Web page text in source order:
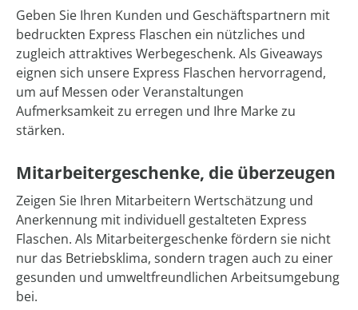
Geben Sie Ihren Kunden und Geschäftspartnern mit
bedruckten Express Flaschen ein nützliches und
zugleich attraktives Werbegeschenk. Als Giveaways
eignen sich unsere Express Flaschen hervorragend,
um auf Messen oder Veranstaltungen
Aufmerksamkeit zu erregen und Ihre Marke zu
stärken.
Mitarbeitergeschenke, die überzeugen
Zeigen Sie Ihren Mitarbeitern Wertschätzung und
Anerkennung mit individuell gestalteten Express
Flaschen. Als Mitarbeitergeschenke fördern sie nicht
nur das Betriebsklima, sondern tragen auch zu einer
gesunden und umweltfreundlichen Arbeitsumgebung
bei.